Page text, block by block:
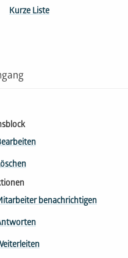
Kurze Liste
benachrichtigen